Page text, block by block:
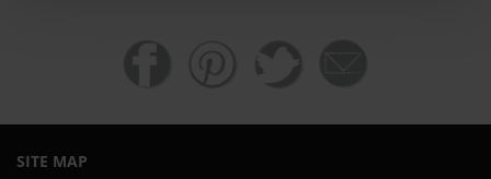
SITE MAP